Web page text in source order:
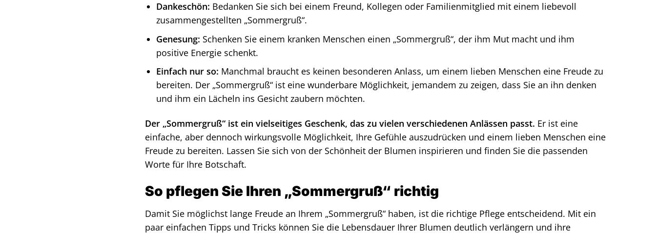
Dankeschön: Bedanken Sie sich bei einem Freund, Kollegen oder Familienmitglied mit einem liebevoll
zusammengestellten „Sommergruß“.
Genesung: Schenken Sie einem kranken Menschen einen „Sommergruß“, der ihm Mut macht und ihm
positive Energie schenkt.
Einfach nur so: Manchmal braucht es keinen besonderen Anlass, um einem lieben Menschen eine Freude zu
bereiten. Der „Sommergruß“ ist eine wunderbare Möglichkeit, jemandem zu zeigen, dass Sie an ihn denken
und ihm ein Lächeln ins Gesicht zaubern möchten.
Der „Sommergruß“ ist ein vielseitiges Geschenk, das zu vielen verschiedenen Anlässen passt. Er ist eine
einfache, aber dennoch wirkungsvolle Möglichkeit, Ihre Gefühle auszudrücken und einem lieben Menschen eine
Freude zu bereiten. Lassen Sie sich von der Schönheit der Blumen inspirieren und finden Sie die passenden
Worte für Ihre Botschaft.
So pflegen Sie Ihren „Sommergruß“ richtig
Damit Sie möglichst lange Freude an Ihrem „Sommergruß“ haben, ist die richtige Pflege entscheidend. Mit ein
paar einfachen Tipps und Tricks können Sie die Lebensdauer Ihrer Blumen deutlich verlängern und ihre